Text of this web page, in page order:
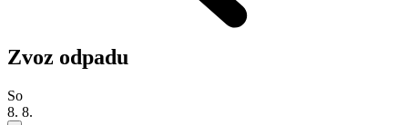
Zvoz odpadu
So
8. 8.